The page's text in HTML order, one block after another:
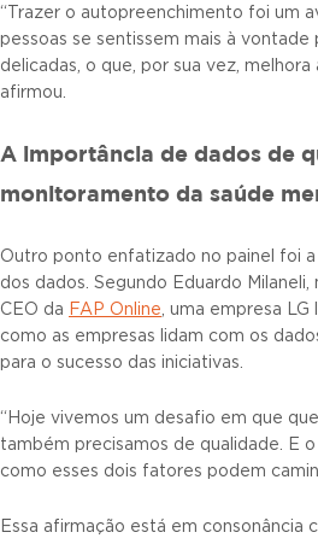
“Trazer o autopreenchimento foi um
pessoas se sentissem mais à
delicadas, o que, por sua vez, melhora
afirmou.
A importância de dados de
monitoramento da saúde
Outro ponto enfatizado no painel foi
dos dados. Segundo Eduardo
CEO da FAP Online, uma empresa
como as empresas lidam com os
para o sucesso das iniciativas.
“Hoje vivemos um desafio em que
também precisamos de qualidade. E
como esses dois fatores podem
Essa afirmação está em consonância